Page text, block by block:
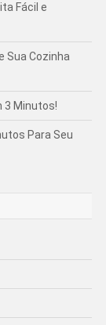
Fácil e
Sua Cozinha
3 Minutos!
Para Seu